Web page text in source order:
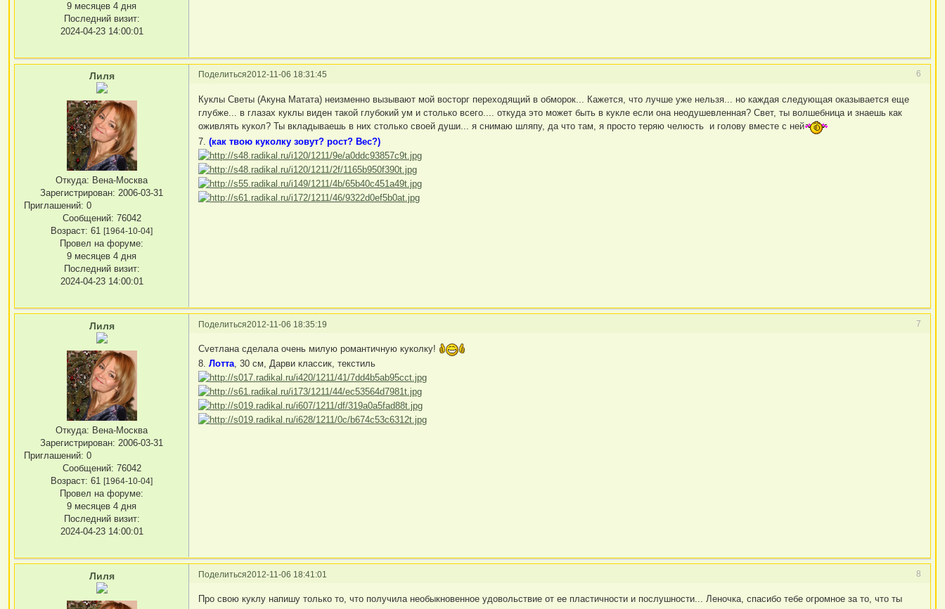
9 месяцев 4 дня
Последний визит:
2024-04-23 14:00:01
Поделиться 6
2012-11-06 18:31:45
Лиля
Откуда: Вена-Москва
Зарегистрирован: 2006-03-31
Приглашений: 0
Сообщений: 76042
Возраст: 61[1964-10-04]
Провел на форуме:
9 месяцев 4 дня
Последний визит:
2024-04-23 14:00:01
Куклы Светы (Акуна Матата) неизменно вызывают мой восторг переходящий в обморок... Кажется, что лучше уже нельзя... но каждая следующая оказывается еще
глубже... в глазах куклы виден такой глубокий ум и столько всего.... откуда это может быть в кукле если она неодушевленная? Свет, ты волшебница и знаешь как
оживлять кукол? Ты вкладываешь в них столько своей души... я снимаю шляпу, да что там, я просто теряю челюсть и голову вместе с ней
7.(как твою куколку зовут? рост? Вес?)
Поделиться 7
2012-11-06 18:35:19
Лиля
Откуда: Вена-Москва
Зарегистрирован: 2006-03-31
Приглашений: 0
Сообщений: 76042
Возраст: 61[1964-10-04]
Провел на форуме:
9 месяцев 4 дня
Последний визит:
2024-04-23 14:00:01
Сvетлана сделала очень милую романтичную куколку!
8. Лотта , 30 см, Дарви классик, текстиль
Поделиться 8
2012-11-06 18:41:01
Лиля
Про свою куклу напишу только то, что получила необыкновенное удовольствие от ее пластичности и послушности... Леночка, спасибо тебе огромное за то, что ты